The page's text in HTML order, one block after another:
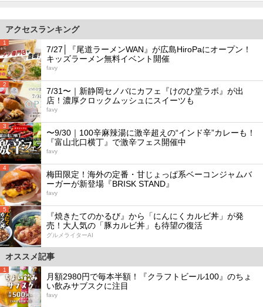
アクセスランキング
1
7/27│『尾道ラーメンWAN』が広島HiroPaにオープン！
キッズラーメン無料イベント開催
favy
2
7/31〜｜新静岡セノバにカフェ『けのひ堂ラボ』が出
店！濃厚クロックムッシュにスイーツも
favy
3
〜9/30｜100辛麻辣湯に激辛超えの“インド辛”カレーも！
『富山北口横丁』で激辛フェス開催中
favy
4
梅田限定！海外の定番・甘じょっぱ系ベーコンジャムバ
ーガーが新登場『BRISK STAND』
favy
5
『焼きたてのかるび』から「にんにくカルビ丼」が発
売！大人気の「豚カルビ丼」も待望の復活
グルメライターAI
オススメ記事
1
月額2980円で毎本半額！『クラフトビール100』のちょ
い飲みサブスクに注目
favy